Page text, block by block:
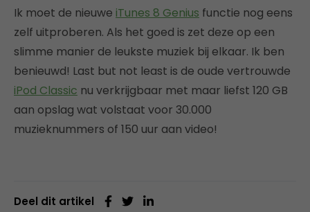
Ik moet de nieuwe iTunes 8 Genius functie nog eens
zelf uitproberen. Als het goed is zet deze op een
slimme manier de leukste muziek bij elkaar. Ik ben
benieuwd! Last but not least is de oude vertrouwde
iPod Classic nu verkrijgbaar met maar liefst 120 GB
aan opslag wat volstaat voor 30.000
muzieknummers of 150 uur aan video!
Deel dit artikel